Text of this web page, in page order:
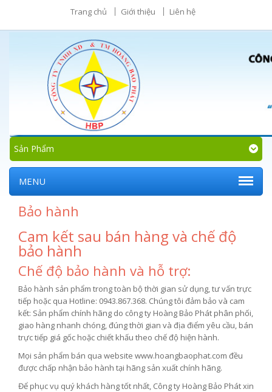
Trang chủ Giới thiệu Liên hệ
Sản Phẩm
MENU
Bảo hành
Cam kết sau bán hàng và chế độ
bảo hành
Chế độ bảo hành và hỗ trợ:
Bảo hành sản phẩm trong toàn bộ thời gian sử dụng, tư vấn trực
tiếp hoặc qua Hotline: 0943.867.368. Chúng tôi đảm bảo và cam
kết: Sản phẩm chính hãng do công ty Hoàng Bảo Phát phân phối,
giao hàng nhanh chóng, đúng thời gian và địa điểm yêu cầu, bán
trực tiếp giá gốc hoặc chiết khấu theo chế độ hiện hành.
Mọi sản phẩm bán qua website www.hoangbaophat.com đều
được chấp nhận bảo hành tại hãng sản xuất chính hãng.
Để phục vụ quý khách hàng tốt nhất, Công ty Hoàng Bảo Phát xin